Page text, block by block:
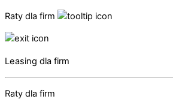
Raty dla firm
Leasing dla firm
Raty dla firm